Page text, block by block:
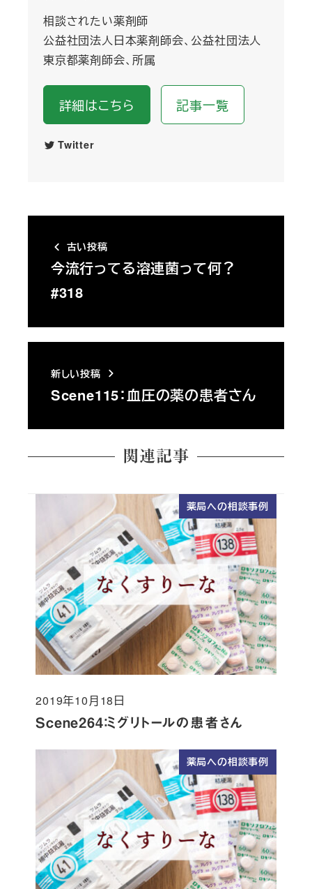
相談されたい薬剤師
公益社団法人日本薬剤師会、公益社団法人
東京都薬剤師会、所属
詳細はこちら 記事一覧
Twitter
古い投稿
今流行ってる溶連菌って何？
#318
新しい投稿
Scene115：血圧の薬の患者さん
関連記事
薬局への相談事例
Scene264：ミグリトールの患者さん
投稿日
2019年10月18日
薬局への相談事例